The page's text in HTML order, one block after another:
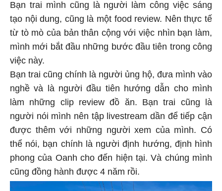
Bạn trai mình cũng là người làm công việc sáng
tạo nội dung, cũng là một food review. Nên thực tế
từ tò mò của bản thân cộng với việc nhìn bạn làm,
mình mới bắt đầu những bước đầu tiên trong công
việc này.
Bạn trai cũng chính là người ủng hộ, đưa mình vào
nghề và là người đầu tiên hướng dẫn cho mình
làm những clip review đồ ăn. Bạn trai cũng là
người nói mình nên tập livestream dần để tiếp cận
được thêm với những người xem của mình. Có
thể nói, bạn chính là người định hướng, định hình
phong của Oanh cho đến hiện tại. Và chúng mình
cũng đồng hành được 4 năm rồi.